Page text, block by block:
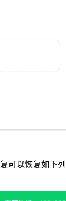
以恢复如下列